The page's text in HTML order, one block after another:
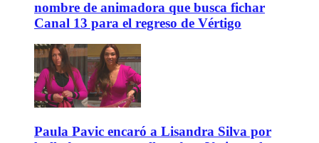
nombre de animadora que busca fichar
Canal 13 para el regreso de Vértigo
Paula Pavic encaró a Lisandra Silva por